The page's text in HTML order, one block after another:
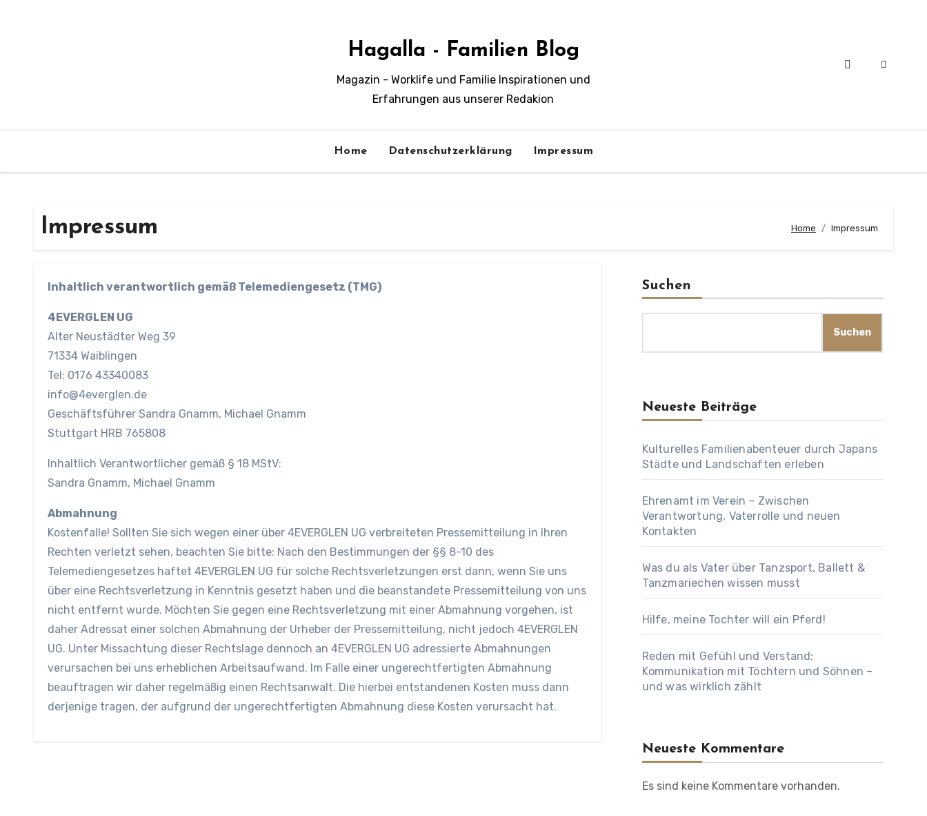
Hagalla - Familien Blog
Magazin - Worklife und Familie Inspirationen und
Erfahrungen aus unserer Redakion
Home Datenschutzerklärung Impressum
Impressum Home Impressum
Inhaltlich verantwortlich gemäß Telemediengesetz (TMG)
4EVERGLEN UG
Alter Neustädter Weg 39
71334 Waiblingen
Tel: 0176 43340083
info@4everglen.de
Geschäftsführer Sandra Gnamm, Michael Gnamm
Stuttgart HRB 765808
Inhaltlich Verantwortlicher gemäß § 18 MStV:
Sandra Gnamm, Michael Gnamm
Abmahnung
Kostenfalle! Sollten Sie sich wegen einer über 4EVERGLEN UG verbreiteten Pressemitteilung in Ihren
Rechten verletzt sehen, beachten Sie bitte: Nach den Bestimmungen der §§ 8-10 des
Telemediengesetzes haftet 4EVERGLEN UG für solche Rechtsverletzungen erst dann, wenn Sie uns
über eine Rechtsverletzung in Kenntnis gesetzt haben und die beanstandete Pressemitteilung von uns
nicht entfernt wurde. Möchten Sie gegen eine Rechtsverletzung mit einer Abmahnung vorgehen, ist
daher Adressat einer solchen Abmahnung der Urheber der Pressemitteilung, nicht jedoch 4EVERGLEN
UG. Unter Missachtung dieser Rechtslage dennoch an 4EVERGLEN UG adressierte Abmahnungen
verursachen bei uns erheblichen Arbeitsaufwand. Im Falle einer ungerechtfertigten Abmahnung
beauftragen wir daher regelmäßig einen Rechtsanwalt. Die hierbei entstandenen Kosten muss dann
derjenige tragen, der aufgrund der ungerechtfertigten Abmahnung diese Kosten verursacht hat.
Suchen
Suchen
Neueste Beiträge
Kulturelles Familienabenteuer durch Japans
Städte und Landschaften erleben
Ehrenamt im Verein – Zwischen
Verantwortung, Vaterrolle und neuen
Kontakten
Was du als Vater über Tanzsport, Ballett &
Tanzmariechen wissen musst
Hilfe, meine Tochter will ein Pferd!
Reden mit Gefühl und Verstand:
Kommunikation mit Töchtern und Söhnen –
und was wirklich zählt
Neueste Kommentare
Es sind keine Kommentare vorhanden.